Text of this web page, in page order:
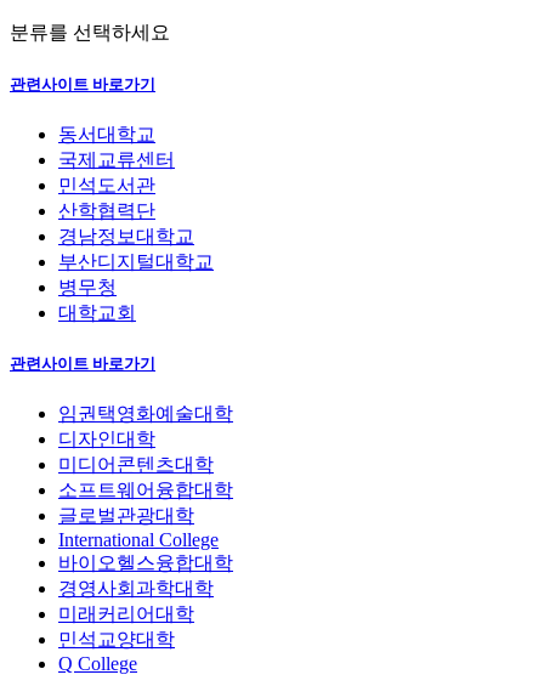
분류를 선택하세요
관련사이트 바로가기
동서대학교
국제교류센터
민석도서관
산학협력단
경남정보대학교
부산디지털대학교
병무청
대학교회
관련사이트 바로가기
임권택영화예술대학
디자인대학
미디어콘텐츠대학
소프트웨어융합대학
글로벌관광대학
International College
바이오헬스융합대학
경영사회과학대학
미래커리어대학
민석교양대학
Q College